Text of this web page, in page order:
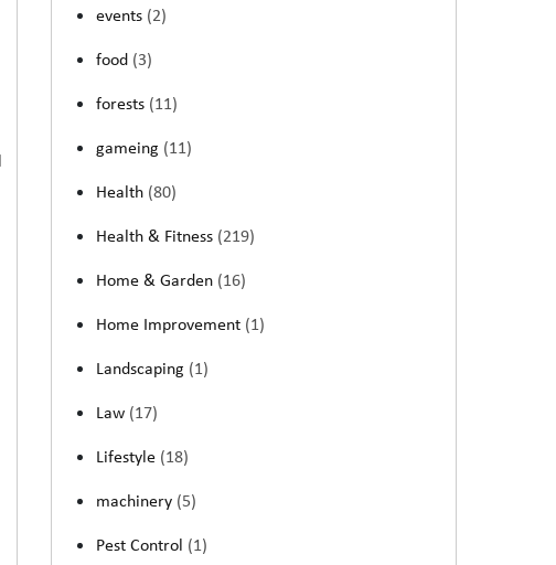
events (2)
food (3)
forests (11)
gameing (11)
Health (80)
Health & Fitness (219)
Home & Garden (16)
Home Improvement (1)
Landscaping (1)
Law (17)
Lifestyle (18)
machinery (5)
Pest Control (1)